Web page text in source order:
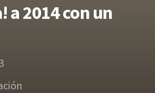
a 2014 con un